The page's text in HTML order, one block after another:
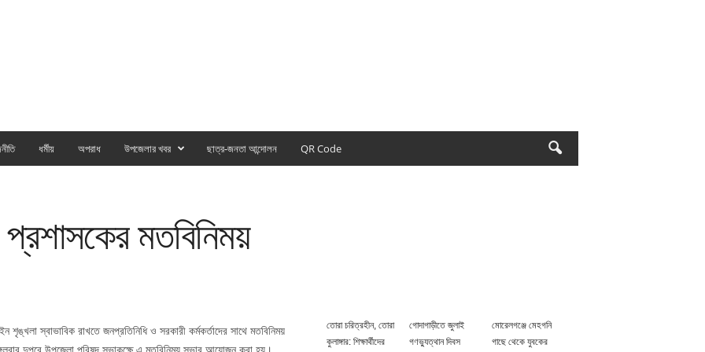
ধর্মীয় অপরাধ উপজেলার খবর ছাত্র-জনতা আন্দোলন QR Code
মতবিনিময়
শৃঙ্খলা স্বাভাবিক রাখতে জনপ্রতিনিধি ও সরকারী কর্মকর্তাদের সাথে মতবিনিময়
তোরা চরিত্রহীন, তোরা
কুলাঙ্গার: শিক্ষার্থীদের
গোদাগাড়ীতে জুলাই
গণভ্যুত্থান দিবস
মোরেলগঞ্জে মেহগনি
গাছে থেকে যুবকের